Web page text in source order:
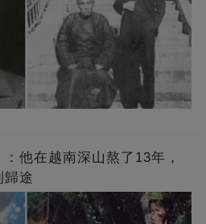
他在越南深山熬了13年，
歸途